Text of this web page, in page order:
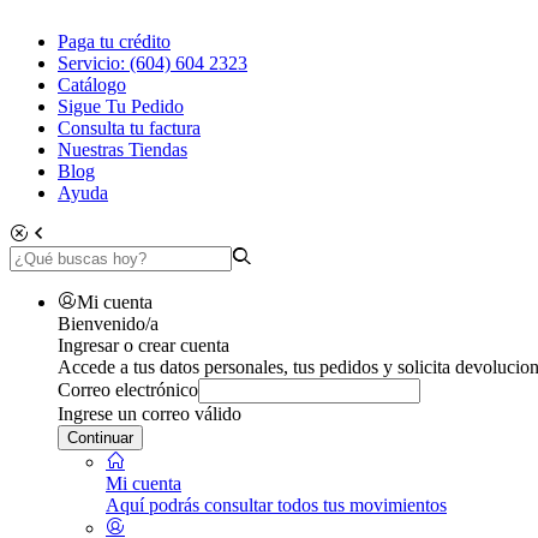
Paga tu crédito
Servicio: (604) 604 2323
Catálogo
Sigue Tu Pedido
Consulta tu factura
Nuestras Tiendas
Blog
Ayuda
Mi cuenta
Bienvenido/a
Ingresar o crear cuenta
Accede a tus datos personales, tus pedidos y solicita
Correo electrónico
Ingrese un correo válido
Continuar
Mi cuenta
Aquí podrás consultar todos tus movimientos